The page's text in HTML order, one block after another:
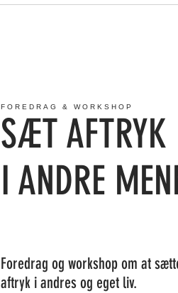
FOREDRAG & WORKSHOP
SÆT AFTRYK
I ANDRE
Foredrag og workshop om at
aftryk i andres og eget liv.